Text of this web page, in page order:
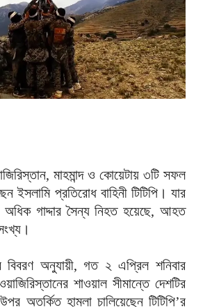
মাহমান্দ ও কোয়েটায় ৩টি সফল
ইসলামি প্রতিরোধ বাহিনী টিটিপি। যার
গাদ্দার সৈন্য নিহত হয়েছে, আহত
বিবরণ অনুযায়ী, গত ২ এপ্রিল শনিবার
শাওয়াল সীমান্তে দেশটির
উপর অতর্কিত হামলা চালিয়েছেন টিটিপি’র